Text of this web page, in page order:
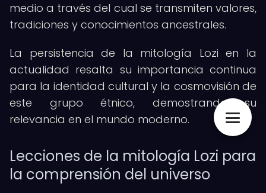
medio a través del cual se transmiten valores,
tradiciones y conocimientos ancestrales.
La persistencia de la mitología Lozi en la
actualidad resalta su importancia continua
para la identidad cultural y la cosmovisión de
este grupo étnico, demostrando su
relevancia en el mundo moderno.
Lecciones de la mitología Lozi para
la comprensión del universo